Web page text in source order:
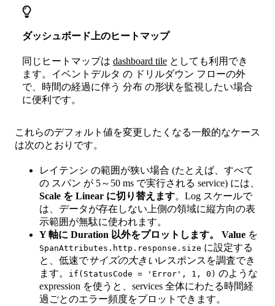
ダッシュボード上のヒートマップ
同じヒートマップは dashboard tile としても利用でき
ます。イベントデルタ の ドリルダウン フローの外
で、時間の経過に伴う 分布 の形状を監視したい場合
に便利です。
これらのデフォルト値を変更したくなる一般的なケース
は次のとおりです。
レイテンシ の範囲が狭い場合 (たとえば、すべて
の スパン が 5～50 ms で実行される service) には、
Scale を Linear に切り替えます。Log スケールで
は、データが存在しない上側の領域に縦方向の表
示範囲が無駄に使われます。
Y 軸に Duration 以外をプロットします。
Value を
SpanAttributes.http.response.size に設定する
と、低速でサイズの大きいレスポンスを調査でき
ます。
if(StatusCode = 'Error', 1, 0) のような
expression を使うと、services 全体にわたる時間経
過ごとのエラー頻度をプロットできます。